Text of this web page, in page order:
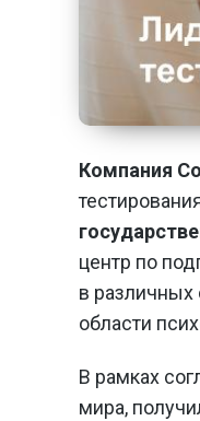
Компания
центр по
в различных
области
В рамках
мира,